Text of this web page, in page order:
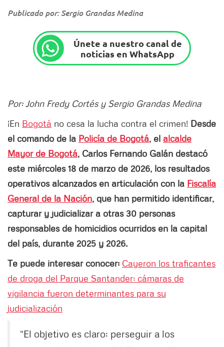
Publicado por: Sergio Grandas Medina
Únete a nuestro canal de
noticias en WhatsApp
Por: John Fredy Cortés y Sergio Grandas Medina
¡En Bogotá no cesa la lucha contra el crimen! Desde
el comando de la Policía de Bogotá, el alcalde
Mayor de Bogotá, Carlos Fernando Galán destacó
este miércoles 18 de marzo de 2026, los resultados
operativos alcanzados en articulación con la Fiscalía
General de la Nación, que han permitido identificar,
capturar y judicializar a otras 30 personas
responsables de homicidios ocurridos en la capital
del país, durante 2025 y 2026.
Te puede interesar conocer: Cayeron los traficantes
de droga del Parque Santander: cámaras de
vigilancia fueron determinantes para su
judicialización
“El objetivo es claro: perseguir a los